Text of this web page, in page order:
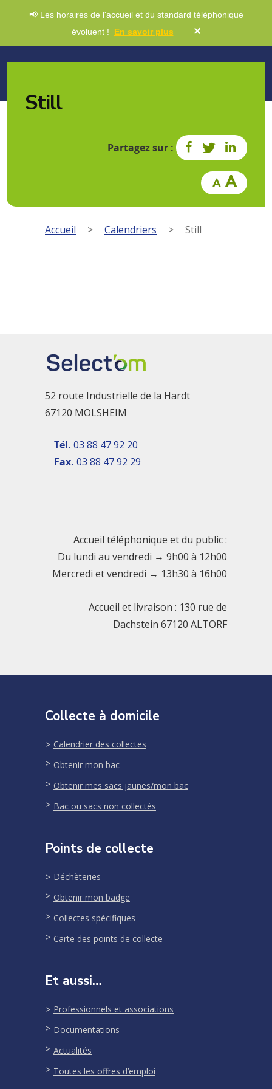
📢 Les horaires de l'accueil et du standard téléphonique
évoluent ! En savoir plus ✕
Still
Partagez sur :
Accueil > Calendriers > Still
52 route Industrielle de la Hardt
67120 MOLSHEIM
Tél. 03 88 47 92 20
Fax. 03 88 47 92 29
Accueil téléphonique et du public :
Du lundi au vendredi → 9h00 à 12h00
Mercredi et vendredi → 13h30 à 16h00
Accueil et livraison : 130 rue de
Dachstein 67120 ALTORF
Collecte à domicile
Calendrier des collectes
Obtenir mon bac
Obtenir mes sacs jaunes/mon bac
Bac ou sacs non collectés
Points de collecte
Déchèteries
Obtenir mon badge
Collectes spécifiques
Carte des points de collecte
Et aussi…
Professionnels et associations
Documentations
Actualités
Toutes les offres d’emploi